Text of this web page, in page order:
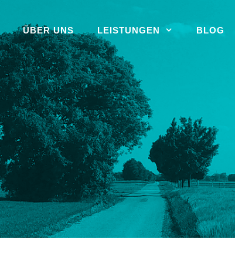
ÜBER UNS LEISTUNGEN BLOG